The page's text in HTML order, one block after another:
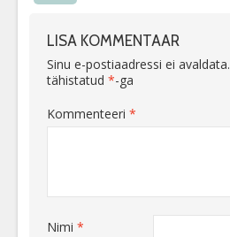
LISA KOMMENTAAR
Sinu e-postiaadressi ei avaldata.
tähistatud *-ga
Kommenteeri *
Nimi *